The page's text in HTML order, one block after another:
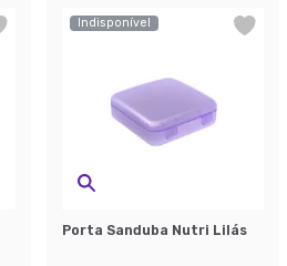
Indisponível
Porta Sanduba Nutri Lilás